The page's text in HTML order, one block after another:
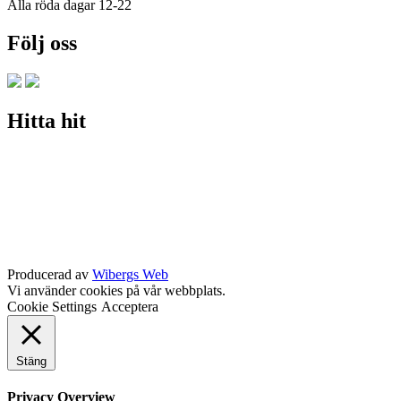
Alla röda dagar 12-22
Följ oss
Hitta hit
Producerad av Wibergs Web
Vi använder cookies på vår webbplats.
Cookie Settings Acceptera
Stäng
Privacy Overview